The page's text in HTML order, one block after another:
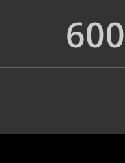
600